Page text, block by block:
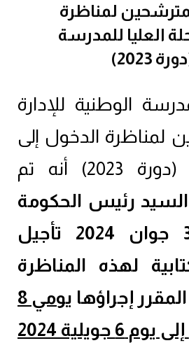
لمناظرة
العليا للمدرسة
2023)
الوطنية للإدارة
لمناظرة الدخول إلى
أنه تم
رئيس الحكومة
المؤرخ في 3 جوان 2024 تأجيل
لهذه المناظرة
إجراؤها
يومي 8
و9 جوان 2024 إلى يوم 6 جويلية 2024